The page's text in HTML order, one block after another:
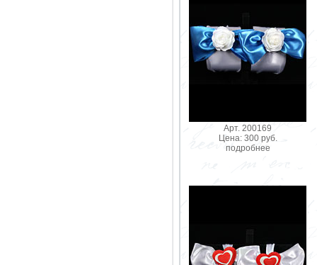
Арт. 200169
Цена: 300 руб.
подробнее